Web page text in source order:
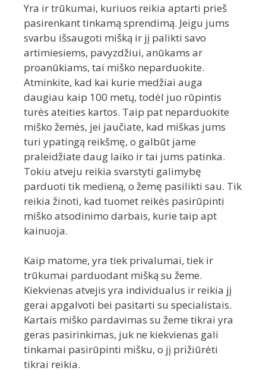
Yra ir trūkumai, kuriuos reikia aptarti prieš
pasirenkant tinkamą sprendimą. Jeigu jums
svarbu išsaugoti mišką ir jį palikti savo
artimiesiems, pavyzdžiui, anūkams ar
proanūkiams, tai miško neparduokite.
Atminkite, kad kai kurie medžiai auga
daugiau kaip 100 metų, todėl juo rūpintis
turės ateities kartos. Taip pat neparduokite
miško žemės, jei jaučiate, kad miškas jums
turi ypatingą reikšmę, o galbūt jame
praleidžiate daug laiko ir tai jums patinka.
Tokiu atveju reikia svarstyti galimybę
parduoti tik medieną, o žemę pasilikti sau. Tik
reikia žinoti, kad tuomet reikės pasirūpinti
miško atsodinimo darbais, kurie taip apt
kainuoja.
Kaip matome, yra tiek privalumai, tiek ir
trūkumai parduodant mišką su žeme.
Kiekvienas atvejis yra individualus ir reikia jį
gerai apgalvoti bei pasitarti su specialistais.
Kartais miško pardavimas su žeme tikrai yra
geras pasirinkimas, juk ne kiekvienas gali
tinkamai pasirūpinti mišku, o jį prižiūrėti
tikrai reikia.